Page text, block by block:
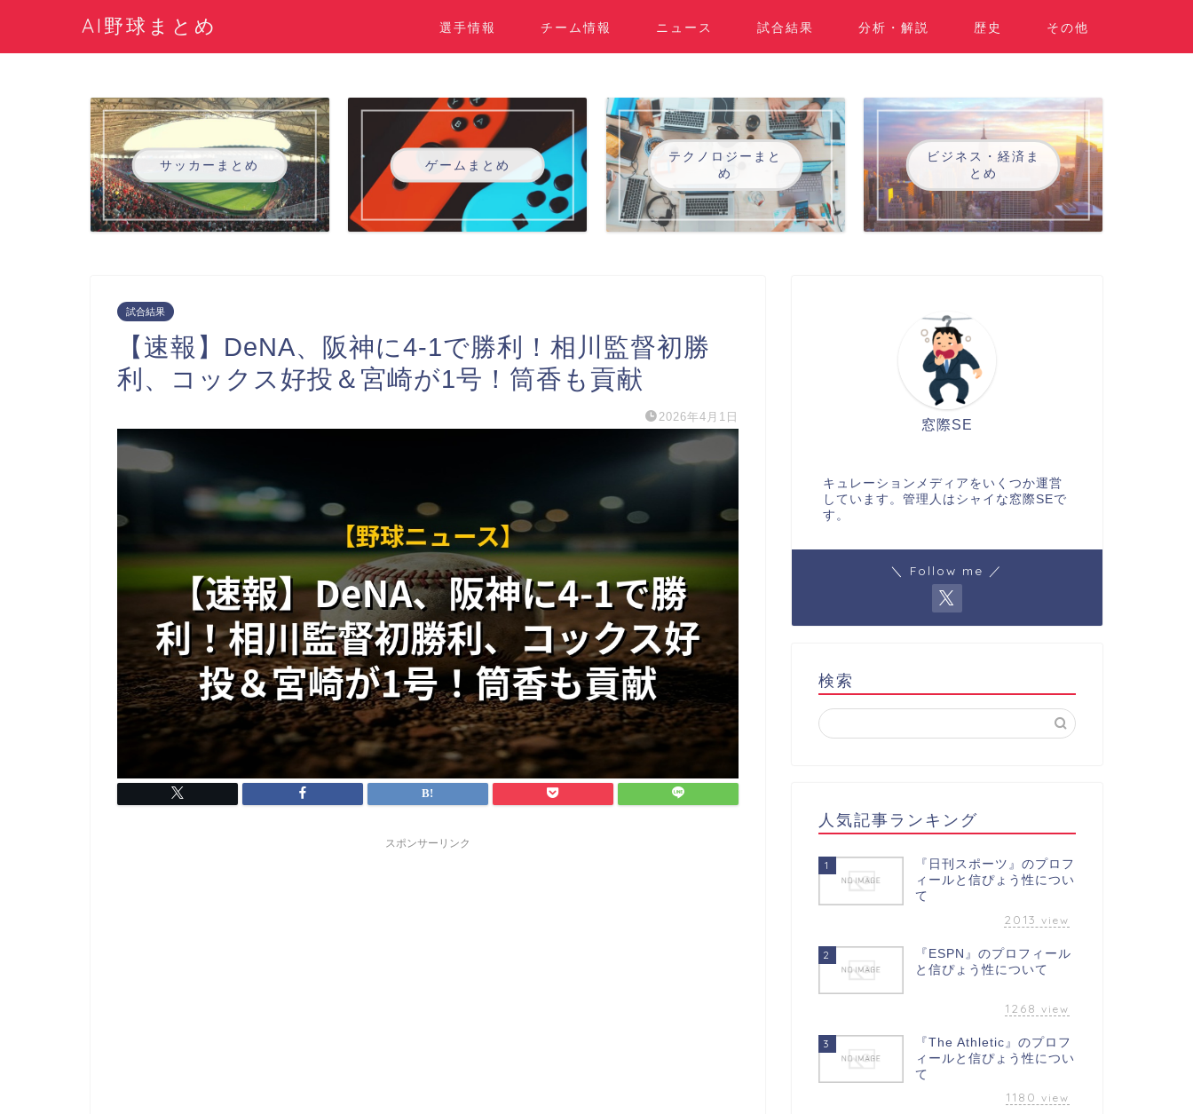
AI野球まとめ 選手情報 チーム情報 ニュース 試合結果 分析・解説 歴史 その他
サッカーまとめ ゲームまとめ
テクノロジーまと
め
ビジネス・経済ま
とめ
試合結果
【速報】DeNA、阪神に4-1で勝利！相川監督初勝
利、コックス好投＆宮崎が1号！筒香も貢献
2026年4月1日
スポンサーリンク
窓際SE
キュレーションメディアをいくつか運営
しています。管理人はシャイな窓際SEで
す。
＼ Follow me ／
検索
人気記事ランキング
1
『日刊スポーツ』のプロフ
ィールと信ぴょう性につい
て
2013 view
2
『ESPN』のプロフィール
と信ぴょう性について
1268 view
3
『The Athletic』のプロフ
ィールと信ぴょう性につい
て
1180 view